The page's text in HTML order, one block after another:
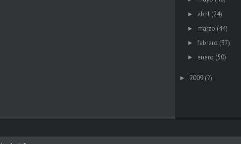
► abril (24)
► marzo (44)
► febrero (37)
► enero (50)
► 2009 (2)